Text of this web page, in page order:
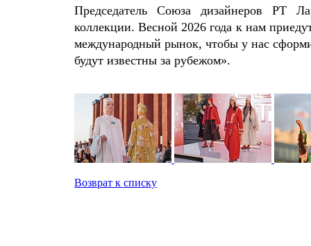
Председатель Союза дизайнеров РТ
коллекции. Весной 2026 года к нам
международный рынок, чтобы у нас
будут известны за рубежом».
Возврат к списку